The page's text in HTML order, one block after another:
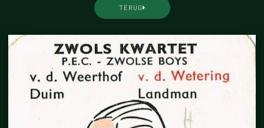
TERUG